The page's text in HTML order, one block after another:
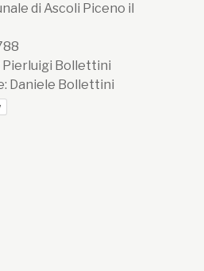
di Ascoli Piceno il
Bollettini
Daniele Bollettini